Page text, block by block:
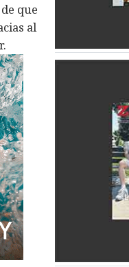
que
al